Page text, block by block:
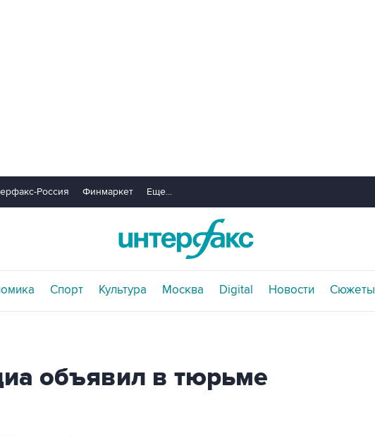
Россия Финмаркет Еще...
Спорт Культура Москва Digital Новости Сюжеты
объявил в тюрьме